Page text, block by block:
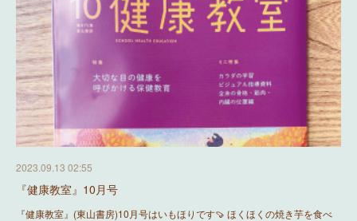
2023.09.13 02:55
『健康教室』10月号
『健康教室』(東山書房)10月号はいもほりです🍠 ほくほくの焼き芋を食べ